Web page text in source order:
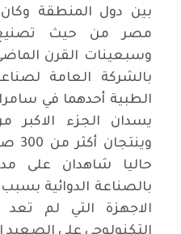
بين دول المنطقة وكان
مصر من حيث تصنيع
وسبعينات القرن
بالشركة العامة
الطبية أحدهما في
يسدان الجزء الاكبر
حاليا شاهدان على
بالصناعة الدوائية
الاجهزة التي لم